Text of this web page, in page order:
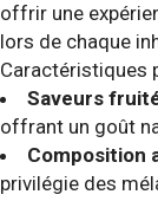
offrir une
lors de chaque
Caractéristiques
Saveurs
offrant un goût
Composition
privilégie des